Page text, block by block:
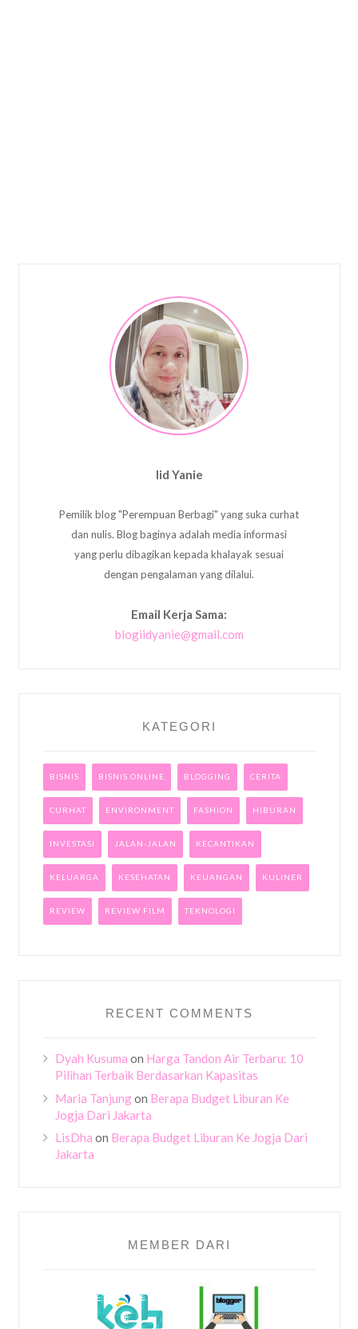
Iid Yanie
Pemilik blog "Perempuan Berbagi" yang suka curhat
dan nulis. Blog baginya adalah media informasi
yang perlu dibagikan kepada khalayak sesuai
dengan pengalaman yang dilalui.
Email Kerja Sama:
blogiidyanie@gmail.com
KATEGORI
BISNIS BISNIS ONLINE BLOGGING CERITA
CURHAT ENVIRONMENT FASHION HIBURAN
INVESTASI JALAN-JALAN KECANTIKAN
KELUARGA KESEHATAN KEUANGAN KULINER
REVIEW REVIEW FILM TEKNOLOGI
RECENT COMMENTS
Dyah Kusuma on Harga Tandon Air Terbaru: 10
Pilihan Terbaik Berdasarkan Kapasitas
Maria Tanjungon Berapa Budget Liburan Ke
Jogja Dari Jakarta
LisDha on Berapa Budget Liburan Ke Jogja Dari
Jakarta
MEMBER DARI